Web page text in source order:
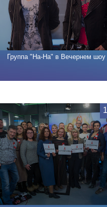
Группа "На-На" в Вечернем шоу